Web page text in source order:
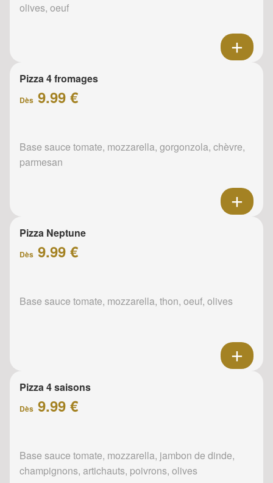
olives, oeuf
Pizza 4 fromages
Dès 9.99 €
Base sauce tomate, mozzarella, gorgonzola, chèvre,
parmesan
Pizza Neptune
Dès 9.99 €
Base sauce tomate, mozzarella, thon, oeuf, olives
Pizza 4 saisons
Dès 9.99 €
Base sauce tomate, mozzarella, jambon de dinde,
champignons, artichauts, poivrons, olives